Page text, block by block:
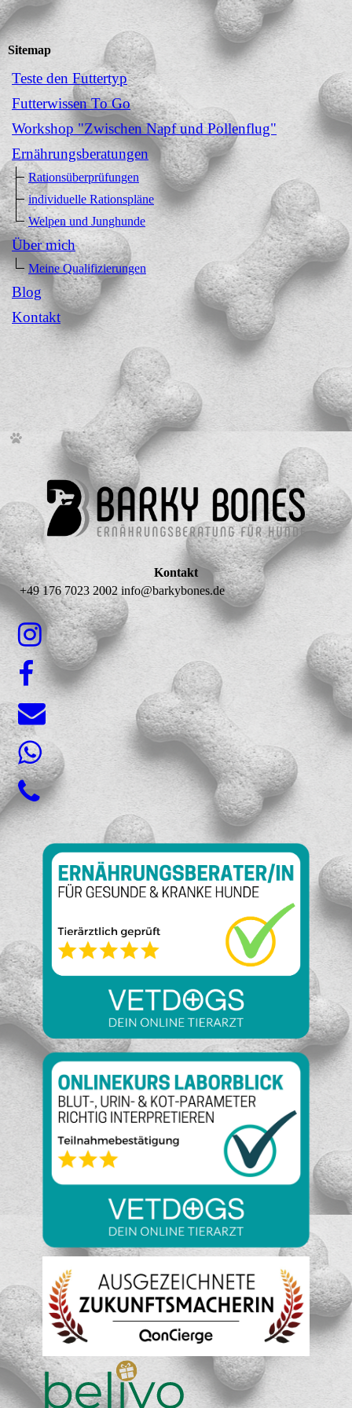
Sitemap
Teste den Futtertyp
Futterwissen To Go
Workshop "Zwischen Napf und Pollenflug"
Ernährungsberatungen
Rationsüberprüfungen
individuelle Rationspläne
Welpen und Junghunde
Über mich
Meine Qualifizierungen
Blog
Kontakt
Kontakt
+49 176 7023 2002 info@barkybones.de